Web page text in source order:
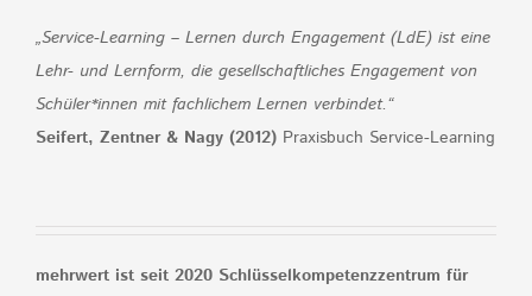
„Service-Learning – Lernen durch Engagement (LdE) ist eine
Lehr- und Lernform, die gesellschaftliches Engagement von
Schüler*innen mit fachlichem Lernen verbindet.“
Seifert, Zentner & Nagy (2012)Praxisbuch Service-Learning
mehrwert ist seit 2020 Schlüsselkompetenzzentrum für